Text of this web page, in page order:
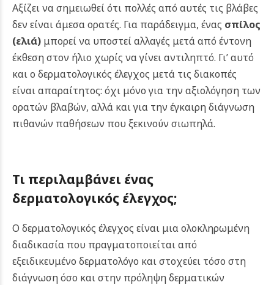
Αξίζει να σημειωθεί ότι πολλές από αυτές τις βλάβες
δεν είναι άμεσα ορατές. Για παράδειγμα, ένας σπίλος
(ελιά) μπορεί να υποστεί αλλαγές μετά από έντονη
έκθεση στον ήλιο χωρίς να γίνει αντιληπτό. Γι’ αυτό
και ο δερματολογικός έλεγχος μετά τις διακοπές
είναι απαραίτητος: όχι μόνο για την αξιολόγηση των
ορατών βλαβών, αλλά και για την έγκαιρη διάγνωση
πιθανών παθήσεων που ξεκινούν σιωπηλά.
Τι περιλαμβάνει ένας
δερματολογικός έλεγχος;
Ο δερματολογικός έλεγχος είναι μια ολοκληρωμένη
διαδικασία που πραγματοποιείται από
εξειδικευμένο δερματολόγο και στοχεύει τόσο στη
διάγνωση όσο και στην πρόληψη δερματικών